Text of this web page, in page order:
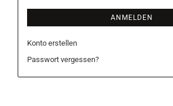
ANMELDEN
Konto erstellen
Passwort vergessen?